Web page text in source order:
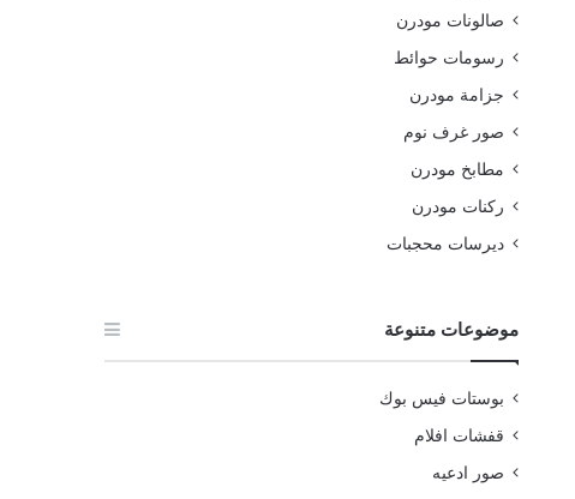
صالونات مودرن
رسومات حوائط
جزامة مودرن
صور غرف نوم
مطابخ مودرن
ركنات مودرن
ديرسات محجبات
موضوعات متنوعة
بوستات فيس بوك
قفشات افلام
صور ادعيه